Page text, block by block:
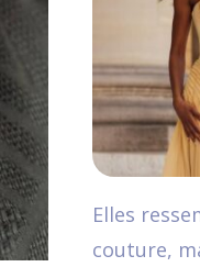
Elles
couture,